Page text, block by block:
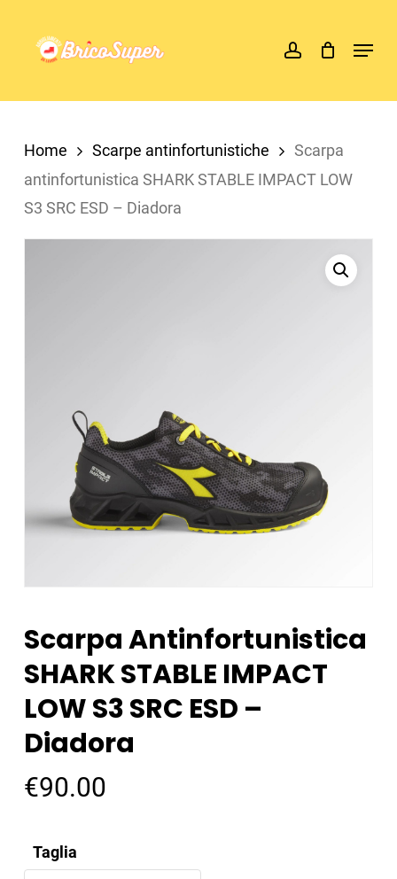
content
account Menu
Home Scarpe antinfortunistiche
Scarpa
antinfortunistica SHARK STABLE IMPACT LOW
S3 SRC ESD – Diadora
Scarpa Antinfortunistica
SHARK STABLE IMPACT
LOW S3 SRC ESD –
Diadora
€90.00
Taglia